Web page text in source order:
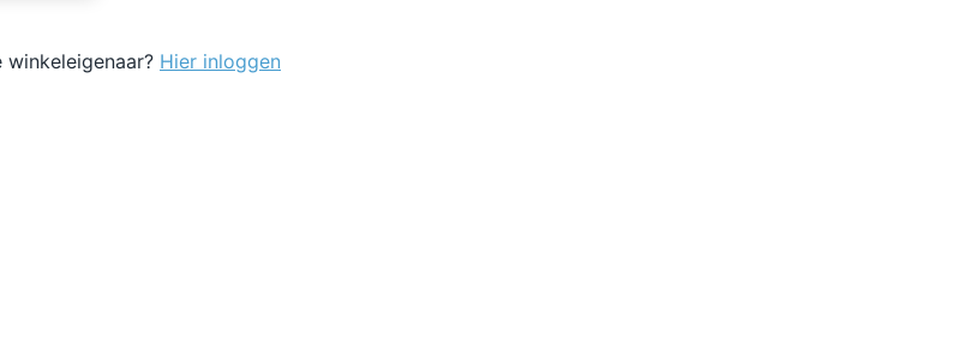
winkeleigenaar? Hier inloggen